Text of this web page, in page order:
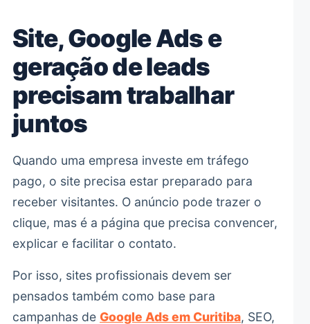
Site, Google Ads e
geração de leads
precisam trabalhar
juntos
Quando uma empresa investe em tráfego
pago, o site precisa estar preparado para
receber visitantes. O anúncio pode trazer o
clique, mas é a página que precisa convencer,
explicar e facilitar o contato.
Por isso, sites profissionais devem ser
pensados também como base para
campanhas de Google Ads em Curitiba, SEO,